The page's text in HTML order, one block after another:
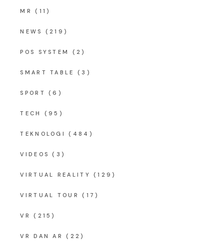
MR (11)
NEWS (219)
POS SYSTEM (2)
SMART TABLE (3)
SPORT (6)
TECH (95)
TEKNOLOGI (484)
VIDEOS (3)
VIRTUAL REALITY (129)
VIRTUAL TOUR (17)
VR (215)
VR DAN AR (22)